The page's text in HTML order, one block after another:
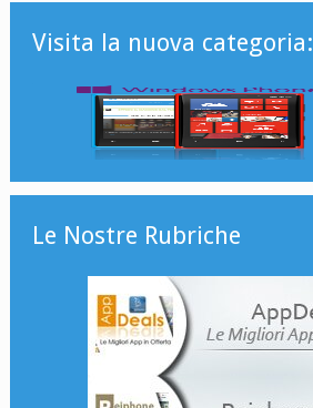
Visita la nuova categoria:
Le Nostre Rubriche